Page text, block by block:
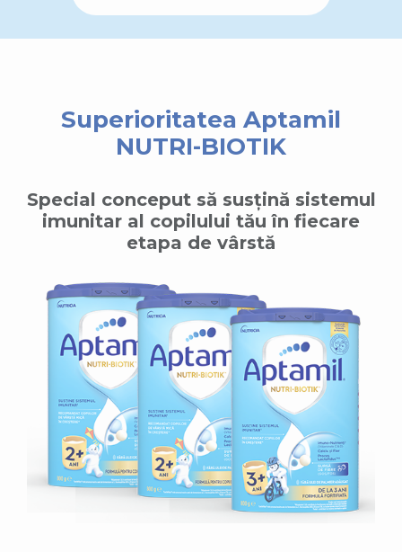
Superioritatea Aptamil
NUTRI-BIOTIK
Special conceput să susțină sistemul
imunitar al copilului tău în fiecare
etapa de vârstă